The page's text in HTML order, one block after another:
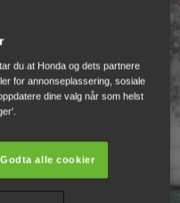
du at Honda og dets partnere
for annonseplassering, sosiale
dine valg når som helst
Godta alle cookier